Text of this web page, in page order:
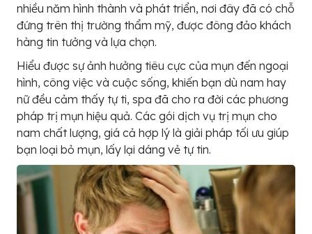
nhiều năm hình thành và phát triển, nơi đây đã có chỗ
đứng trên thị trường thẩm mỹ, được đông đảo khách
hàng tin tưởng và lựa chọn.
Hiểu được sự ảnh hưởng tiêu cực của mụn đến ngoại
hình, công việc và cuộc sống, khiến bạn dù nam hay
nữ đều cảm thấy tự ti, spa đã cho ra đời các phương
pháp trị mụn hiệu quả. Các gói dịch vụ trị mụn cho
nam chất lượng, giá cả hợp lý là giải pháp tối ưu giúp
bạn loại bỏ mụn, lấy lại dáng vẻ tự tin.